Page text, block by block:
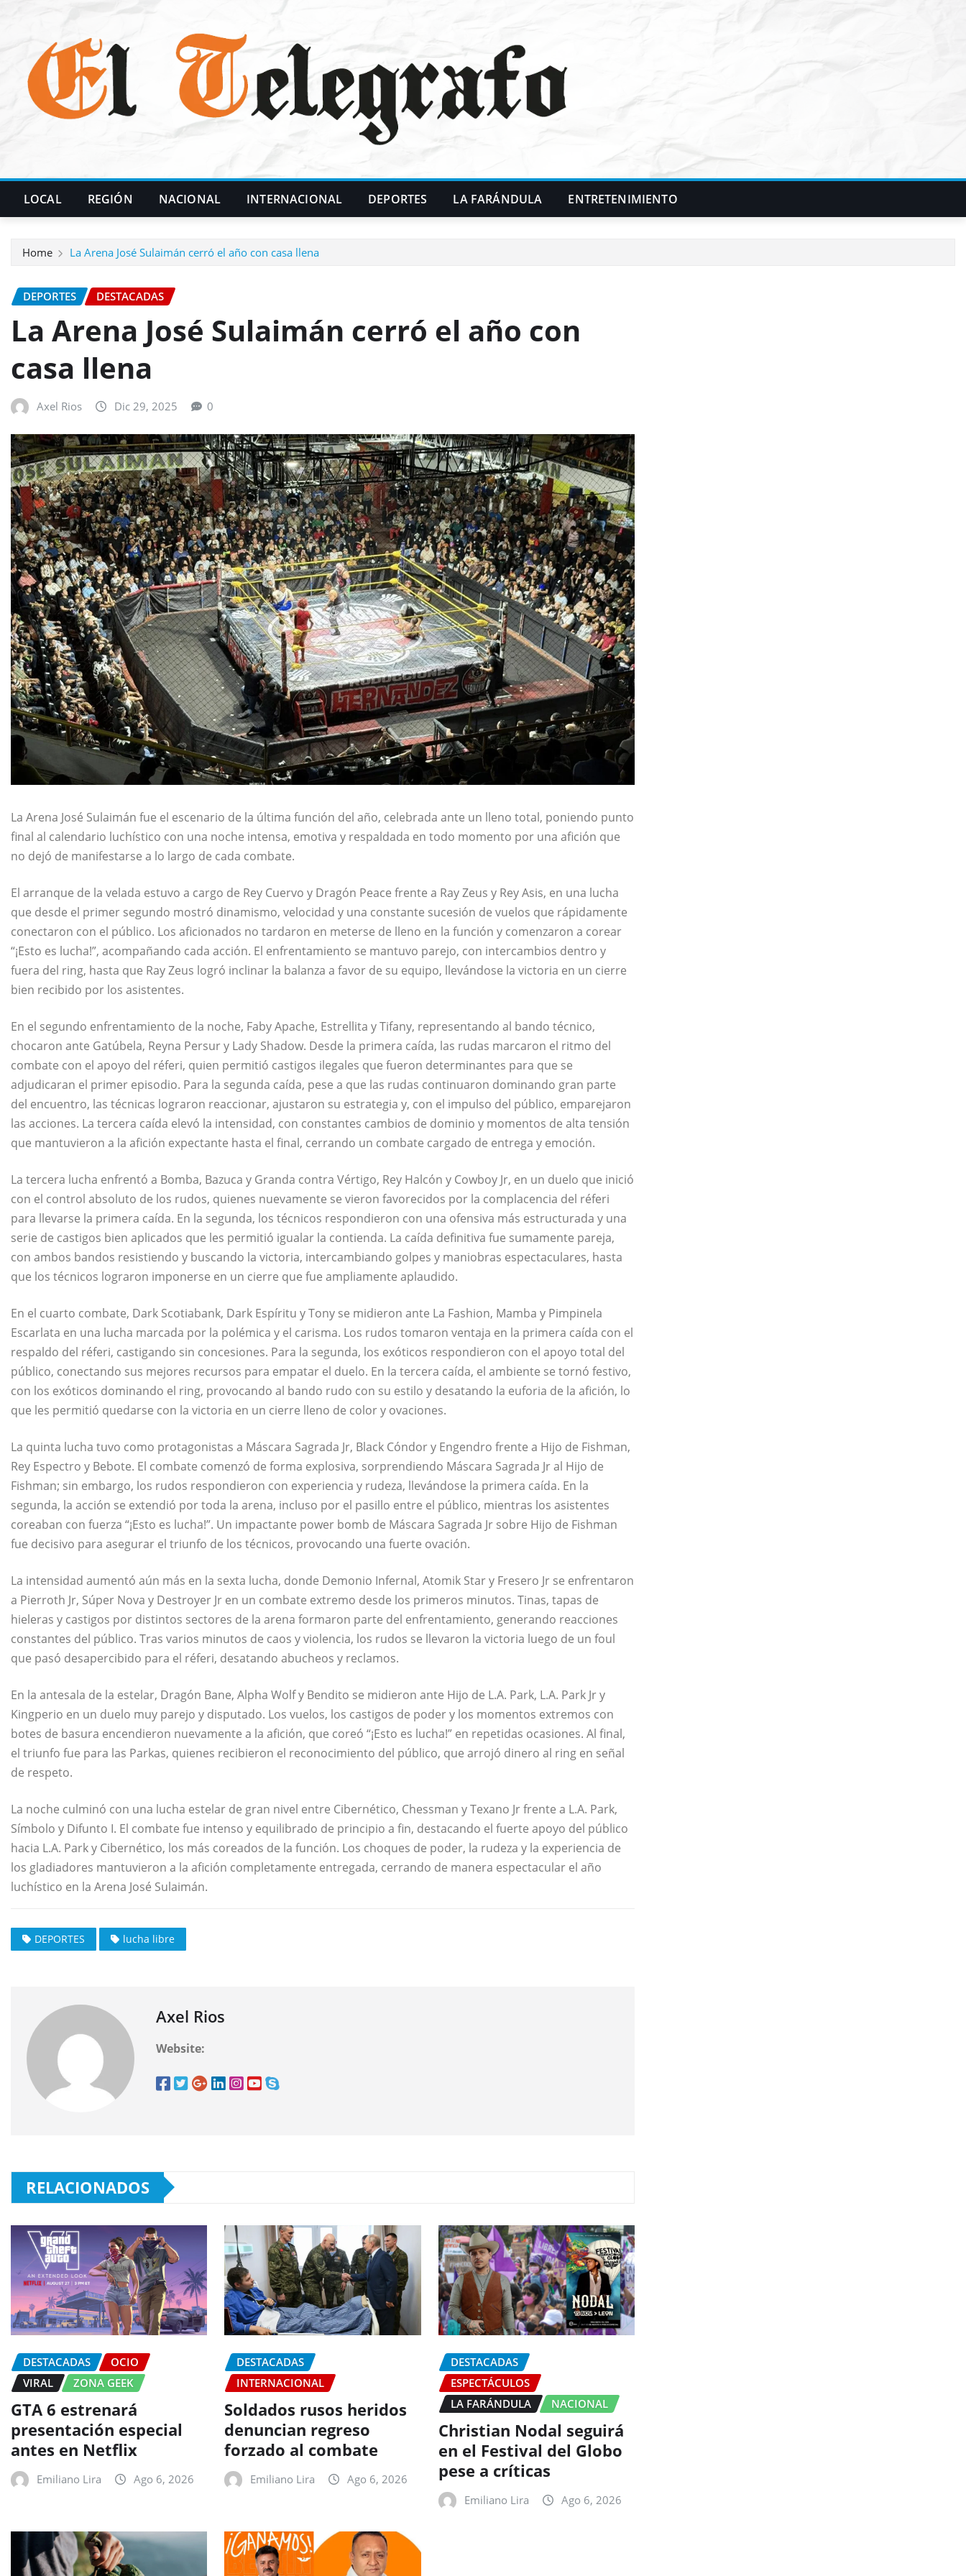
LOCAL REGIÓN NACIONAL INTERNACIONAL DEPORTES LA FARÁNDULA ENTRETENIMIENTO
Home La Arena José Sulaimán cerró el año con casa llena
DEPORTES DESTACADAS
La Arena José Sulaimán cerró el año con
casa llena
Axel Rios Dic 29, 2025 0
La Arena José Sulaimán fue el escenario de la última función del año, celebrada ante un lleno total, poniendo punto
final al calendario luchístico con una noche intensa, emotiva y respaldada en todo momento por una afición que
no dejó de manifestarse a lo largo de cada combate.
El arranque de la velada estuvo a cargo de Rey Cuervo y Dragón Peace frente a Ray Zeus y Rey Asis, en una lucha
que desde el primer segundo mostró dinamismo, velocidad y una constante sucesión de vuelos que rápidamente
conectaron con el público. Los aficionados no tardaron en meterse de lleno en la función y comenzaron a corear
“¡Esto es lucha!”, acompañando cada acción. El enfrentamiento se mantuvo parejo, con intercambios dentro y
fuera del ring, hasta que Ray Zeus logró inclinar la balanza a favor de su equipo, llevándose la victoria en un cierre
bien recibido por los asistentes.
En el segundo enfrentamiento de la noche, Faby Apache, Estrellita y Tifany, representando al bando técnico,
chocaron ante Gatúbela, Reyna Persur y Lady Shadow. Desde la primera caída, las rudas marcaron el ritmo del
combate con el apoyo del réferi, quien permitió castigos ilegales que fueron determinantes para que se
adjudicaran el primer episodio. Para la segunda caída, pese a que las rudas continuaron dominando gran parte
del encuentro, las técnicas lograron reaccionar, ajustaron su estrategia y, con el impulso del público, emparejaron
las acciones. La tercera caída elevó la intensidad, con constantes cambios de dominio y momentos de alta tensión
que mantuvieron a la afición expectante hasta el final, cerrando un combate cargado de entrega y emoción.
La tercera lucha enfrentó a Bomba, Bazuca y Granda contra Vértigo, Rey Halcón y Cowboy Jr, en un duelo que inició
con el control absoluto de los rudos, quienes nuevamente se vieron favorecidos por la complacencia del réferi
para llevarse la primera caída. En la segunda, los técnicos respondieron con una ofensiva más estructurada y una
serie de castigos bien aplicados que les permitió igualar la contienda. La caída definitiva fue sumamente pareja,
con ambos bandos resistiendo y buscando la victoria, intercambiando golpes y maniobras espectaculares, hasta
que los técnicos lograron imponerse en un cierre que fue ampliamente aplaudido.
En el cuarto combate, Dark Scotiabank, Dark Espíritu y Tony se midieron ante La Fashion, Mamba y Pimpinela
Escarlata en una lucha marcada por la polémica y el carisma. Los rudos tomaron ventaja en la primera caída con el
respaldo del réferi, castigando sin concesiones. Para la segunda, los exóticos respondieron con el apoyo total del
público, conectando sus mejores recursos para empatar el duelo. En la tercera caída, el ambiente se tornó festivo,
con los exóticos dominando el ring, provocando al bando rudo con su estilo y desatando la euforia de la afición, lo
que les permitió quedarse con la victoria en un cierre lleno de color y ovaciones.
La quinta lucha tuvo como protagonistas a Máscara Sagrada Jr, Black Cóndor y Engendro frente a Hijo de Fishman,
Rey Espectro y Bebote. El combate comenzó de forma explosiva, sorprendiendo Máscara Sagrada Jr al Hijo de
Fishman; sin embargo, los rudos respondieron con experiencia y rudeza, llevándose la primera caída. En la
segunda, la acción se extendió por toda la arena, incluso por el pasillo entre el público, mientras los asistentes
coreaban con fuerza “¡Esto es lucha!”. Un impactante power bomb de Máscara Sagrada Jr sobre Hijo de Fishman
fue decisivo para asegurar el triunfo de los técnicos, provocando una fuerte ovación.
La intensidad aumentó aún más en la sexta lucha, donde Demonio Infernal, Atomik Star y Fresero Jr se enfrentaron
a Pierroth Jr, Súper Nova y Destroyer Jr en un combate extremo desde los primeros minutos. Tinas, tapas de
hieleras y castigos por distintos sectores de la arena formaron parte del enfrentamiento, generando reacciones
constantes del público. Tras varios minutos de caos y violencia, los rudos se llevaron la victoria luego de un foul
que pasó desapercibido para el réferi, desatando abucheos y reclamos.
En la antesala de la estelar, Dragón Bane, Alpha Wolf y Bendito se midieron ante Hijo de L.A. Park, L.A. Park Jr y
Kingperio en un duelo muy parejo y disputado. Los vuelos, los castigos de poder y los momentos extremos con
botes de basura encendieron nuevamente a la afición, que coreó “¡Esto es lucha!” en repetidas ocasiones. Al final,
el triunfo fue para las Parkas, quienes recibieron el reconocimiento del público, que arrojó dinero al ring en señal
de respeto.
La noche culminó con una lucha estelar de gran nivel entre Cibernético, Chessman y Texano Jr frente a L.A. Park,
Símbolo y Difunto I. El combate fue intenso y equilibrado de principio a fin, destacando el fuerte apoyo del público
hacia L.A. Park y Cibernético, los más coreados de la función. Los choques de poder, la rudeza y la experiencia de
los gladiadores mantuvieron a la afición completamente entregada, cerrando de manera espectacular el año
luchístico en la Arena José Sulaimán.
DEPORTES lucha libre
Axel Rios
Website:
RELACIONADOS
DESTACADAS
OCIO
VIRAL
ZONA GEEK
GTA 6 estrenará
presentación especial
antes en Netflix
Emiliano Lira Ago 6, 2026
DESTACADAS
INTERNACIONAL
Soldados rusos heridos
denuncian regreso
forzado al combate
Emiliano Lira Ago 6, 2026
DESTACADAS
ESPECTÁCULOS
LA FARÁNDULA
NACIONAL
Christian Nodal seguirá
en el Festival del Globo
pese a críticas
Emiliano Lira Ago 6, 2026